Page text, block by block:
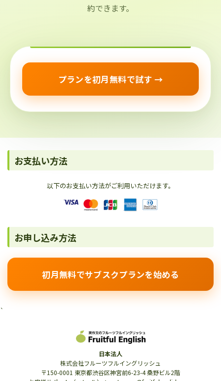
約できます。
プランを初月無料で試す →
お支払い方法
以下のお支払い方法がご利用いただけます。
お申し込み方法
初月無料でサブスクプランを始める
`
日本法人
株式会社フルーツフルイングリッシュ
〒150-0001 東京都渋谷区神宮前6-23-4 桑野ビル2階